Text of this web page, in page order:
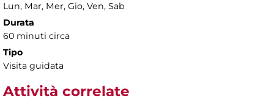
Lun, Mar, Mer, Gio, Ven, Sab
Durata
60 minuti circa
Tipo
Visita guidata
Attività correlate